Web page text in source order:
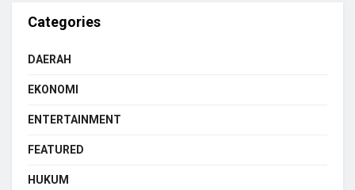
Categories
DAERAH
EKONOMI
ENTERTAINMENT
FEATURED
HUKUM